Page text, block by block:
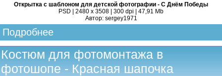
Открытка с шаблоном для детской фотографии - С Днём Победы
PSD | 2480 x 3508 | 300 dpi | 47,91 Mb
Автор: sergey1971
Подробнее
Костюм для фотомонтажа в
фотошопе - Красная шапочка